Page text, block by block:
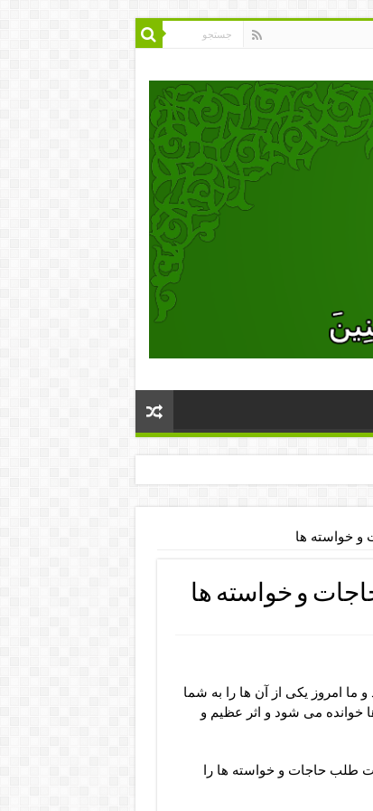
و خواسته ها
و خواسته ها
ما امروز یکی از آن ها را به شما
خوانده می شود و اثر عظیم و
طلب حاجات و خواسته ها را